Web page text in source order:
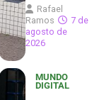
Rafael
Ramos
7 de
agosto de
2026
MUNDO
DIGITAL